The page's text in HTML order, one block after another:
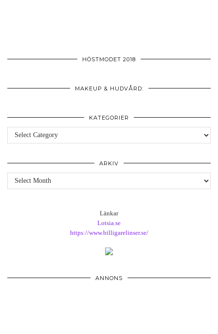
HÖSTMODET 2018
MAKEUP & HUDVÅRD:
KATEGORIER
Kategorier
ARKIV
Arkiv
Länkar
Lotsia.se
https://www.billigarelinser.se/
ANNONS